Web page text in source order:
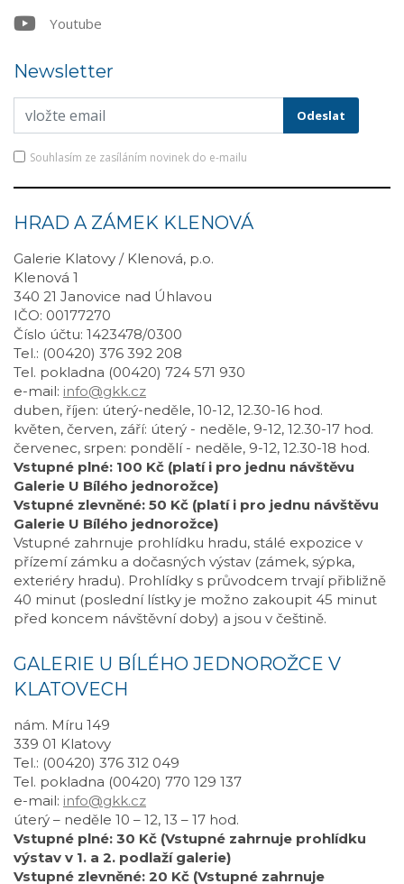
Youtube
Newsletter
Souhlasím ze zasíláním novinek do e-mailu
HRAD A ZÁMEK KLENOVÁ
Galerie Klatovy / Klenová, p.o.
Klenová 1
340 21 Janovice nad Úhlavou
IČO: 00177270
Číslo účtu: 1423478/0300
Tel.: (00420) 376 392 208
Tel. pokladna (00420) 724 571 930
e-mail: info@gkk.cz
duben, říjen: úterý-neděle, 10-12, 12.30-16 hod.
květen, červen, září: úterý - neděle, 9-12, 12.30-17 hod.
červenec, srpen: pondělí - neděle, 9-12, 12.30-18 hod.
Vstupné plné: 100 Kč (platí i pro jednu návštěvu
Galerie U Bílého jednorožce)
Vstupné zlevněné: 50 Kč (platí i pro jednu návštěvu
Galerie U Bílého jednorožce)
Vstupné zahrnuje prohlídku hradu, stálé expozice v
přízemí zámku a dočasných výstav (zámek, sýpka,
exteriéry hradu). Prohlídky s průvodcem trvají přibližně
40 minut (poslední lístky je možno zakoupit 45 minut
před koncem návštěvní doby) a jsou v češtině.
GALERIE U BÍLÉHO JEDNOROŽCE V
KLATOVECH
nám. Míru 149
339 01 Klatovy
Tel.: (00420) 376 312 049
Tel. pokladna (00420) 770 129 137
e-mail: info@gkk.cz
úterý – neděle 10 – 12, 13 – 17 hod.
Vstupné plné: 30 Kč (Vstupné zahrnuje prohlídku
výstav v 1. a 2. podlaží galerie)
Vstupné zlevněné: 20 Kč (Vstupné zahrnuje